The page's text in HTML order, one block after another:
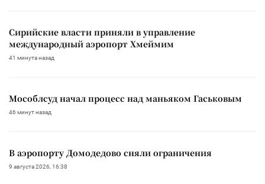
Сирийские власти приняли в управление
международный аэропорт Хмеймим
41 минута назад
Мособлсуд начал процесс над маньяком Гаськовым
46 минут назад
В аэропорту Домодедово сняли ограничения
9 августа 2026, 16:38